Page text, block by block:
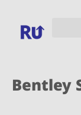
Bentley